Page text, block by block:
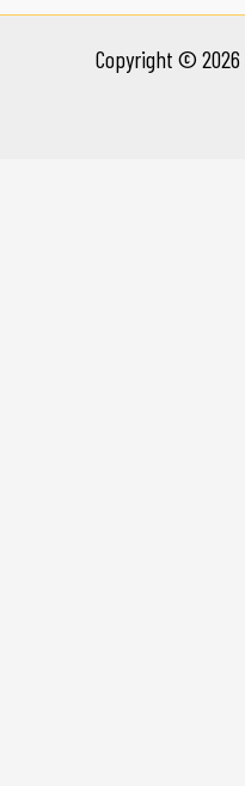
Copyright © 2026